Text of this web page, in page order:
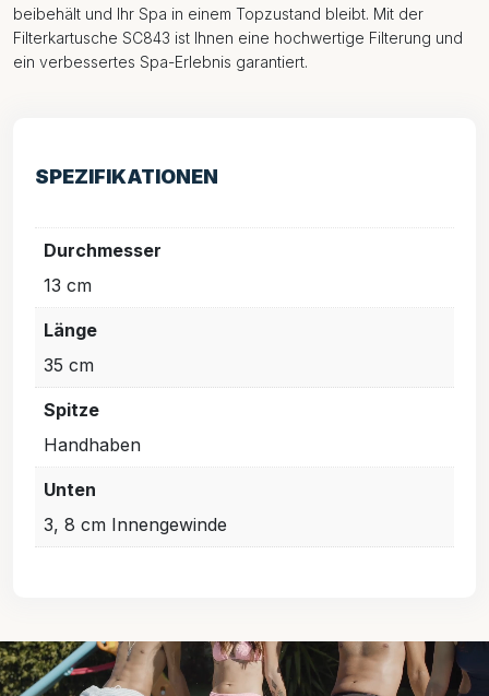
beibehält und Ihr Spa in einem Topzustand bleibt. Mit der
Filterkartusche SC843 ist Ihnen eine hochwertige Filterung und
ein verbessertes Spa-Erlebnis garantiert.
SPEZIFIKATIONEN
Durchmesser
13 cm
Länge
35 cm
Spitze
Handhaben
Unten
3, 8 cm Innengewinde